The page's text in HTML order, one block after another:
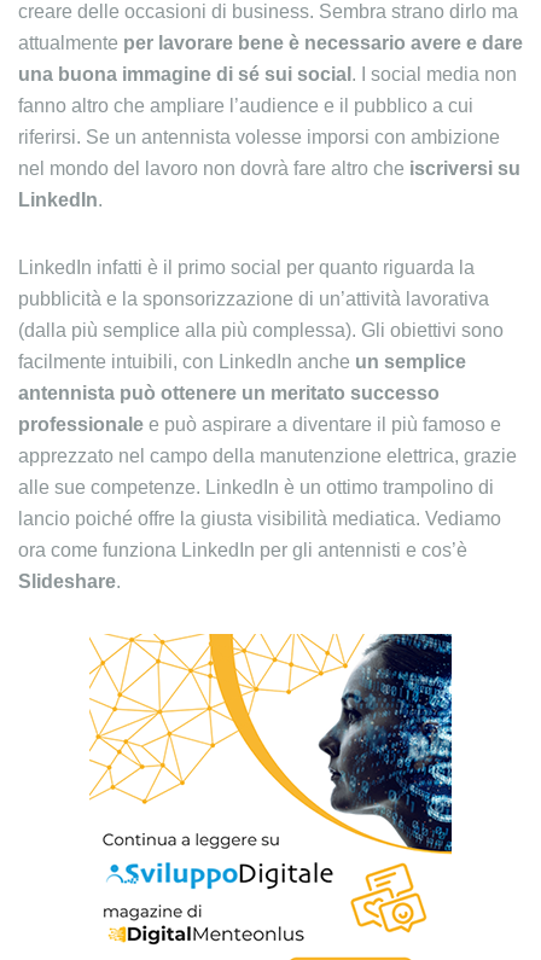
creare delle occasioni di business. Sembra strano dirlo ma
attualmente per lavorare bene è necessario avere e dare
una buona immagine di sé sui social . I social media non
fanno altro che ampliare l’audience e il pubblico a cui
riferirsi. Se un antennista volesse imporsi con ambizione
nel mondo del lavoro non dovrà fare altro che iscriversi su
LinkedIn.
LinkedIn infatti è il primo social per quanto riguarda la
pubblicità e la sponsorizzazione di un’attività lavorativa
(dalla più semplice alla più complessa). Gli obiettivi sono
facilmente intuibili, con LinkedIn anche un semplice
antennista può ottenere un meritato successo
professionale e può aspirare a diventare il più famoso e
apprezzato nel campo della manutenzione elettrica, grazie
alle sue competenze. LinkedIn è un ottimo trampolino di
lancio poiché offre la giusta visibilità mediatica. Vediamo
ora come funziona LinkedIn per gli antennisti e cos’è
Slideshare.